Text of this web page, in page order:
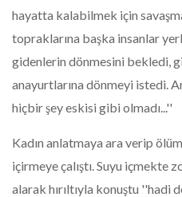
hayatta kalabilmek için
topraklarına başka insanlar
gidenlerin dönmesini bekledi,
anayurtlarına dönmeyi istedi.
hiçbir şey eskisi gibi olmadı...''
Kadın anlatmaya ara verip
içirmeye çalıştı. Suyu içmekte
alarak hırıltıyla konuştu ''hadi